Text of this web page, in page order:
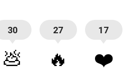
30
💩
27
🔥
17
❤️